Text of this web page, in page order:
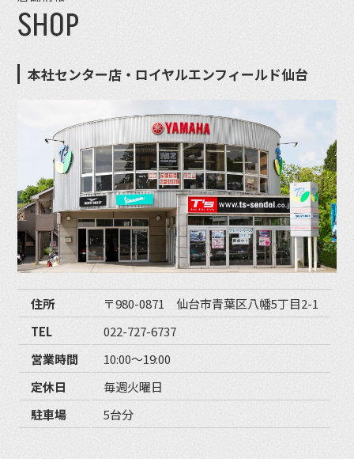
SHOP
本社センター店・ロイヤルエンフィールド仙台
住所
〒980-0871 仙台市青葉区八幡5丁目2-1
TEL
022-727-6737
営業時間
10:00〜19:00
定休日
毎週火曜日
駐車場
5台分